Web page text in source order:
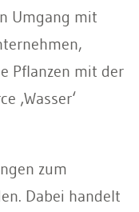
Umgang mit
Pflanzen mit der
‚Wasser‘
zum
Dabei handelt